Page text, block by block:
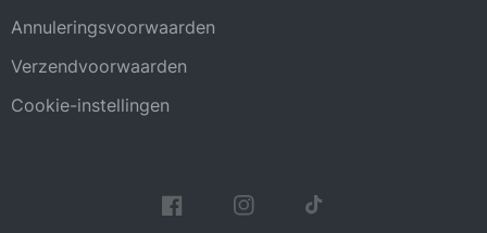
Annuleringsvoorwaarden
Verzendvoorwaarden
Cookie-instellingen